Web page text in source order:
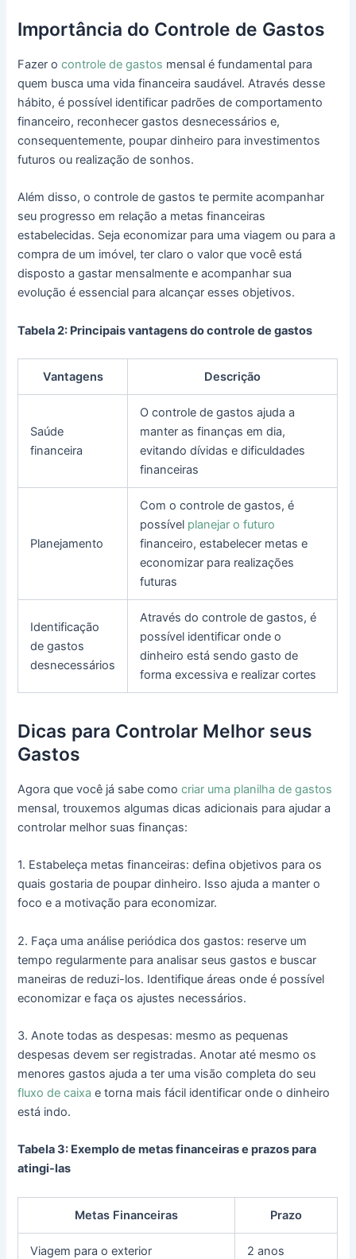
Importância do Controle de Gastos
Fazer ocontrole de gastos mensal é fundamental para
quem busca uma vida financeira saudável. Através desse
hábito, é possível identificar padrões de comportamento
financeiro, reconhecer gastos desnecessários e,
consequentemente, poupar dinheiro para investimentos
futuros ou realização de sonhos.
Além disso, o controle de gastos te permite acompanhar
seu progresso em relação a metas financeiras
estabelecidas. Seja economizar para uma viagem ou para a
compra de um imóvel, ter claro o valor que você está
disposto a gastar mensalmente e acompanhar sua
evolução é essencial para alcançar esses objetivos.
Tabela 2: Principais vantagens do controle de gastos
Vantagens Descrição
Saúde
financeira
O controle de gastos ajuda a
manter as finanças em dia,
evitando dívidas e dificuldades
financeiras
Planejamento
Com o controle de gastos, é
possível planejar o futuro
financeiro, estabelecer metas e
economizar para realizações
futuras
Identificação
de gastos
desnecessários
Através do controle de gastos, é
possível identificar onde o
dinheiro está sendo gasto de
forma excessiva e realizar cortes
Dicas para Controlar Melhor seus
Gastos
Agora que você já sabe comocriar uma planilha de gastos
mensal, trouxemos algumas dicas adicionais para ajudar a
controlar melhor suas finanças:
1. Estabeleça metas financeiras: defina objetivos para os
quais gostaria de poupar dinheiro. Isso ajuda a manter o
foco e a motivação para economizar.
2. Faça uma análise periódica dos gastos: reserve um
tempo regularmente para analisar seus gastos e buscar
maneiras de reduzi-los. Identifique áreas onde é possível
economizar e faça os ajustes necessários.
3. Anote todas as despesas: mesmo as pequenas
despesas devem ser registradas. Anotar até mesmo os
menores gastos ajuda a ter uma visão completa do seu
fluxo de caixa e torna mais fácil identificar onde o dinheiro
está indo.
Tabela 3: Exemplo de metas financeiras e prazos para
atingi-las
Metas Financeiras Prazo
Viagem para o exterior 2 anos